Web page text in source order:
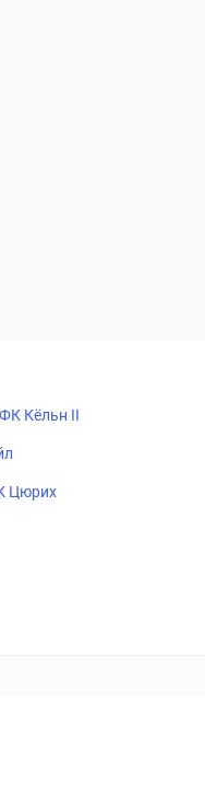
Кёльн II
Цюрих